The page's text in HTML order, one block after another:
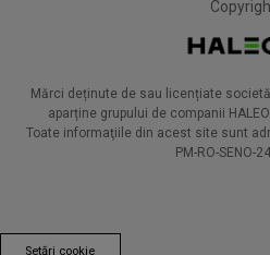
Mărci deținute de sau licențiate
aparține grupului de companii
Toate informaţiile din acest site sunt
PM-RO-SENO-
Setări cookie